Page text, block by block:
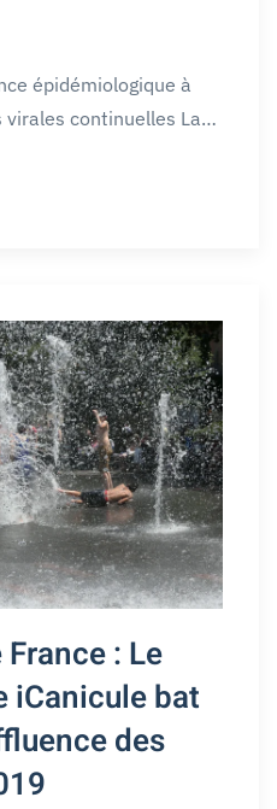
épidémiologique à
continuelles La…
: Le
iCanicule bat
des